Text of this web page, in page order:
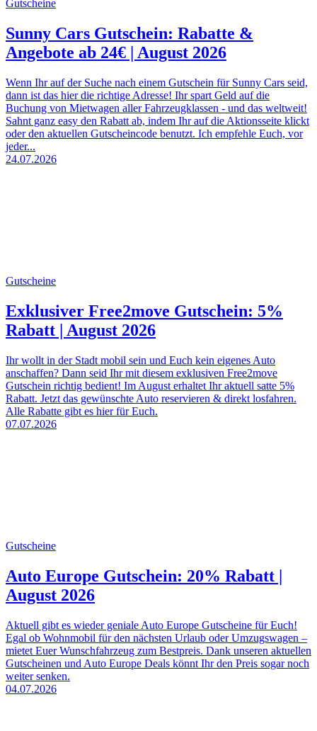
Gutscheine
Sunny Cars Gutschein: Rabatte &
Angebote ab 24€ | August 2026
Wenn Ihr auf der Suche nach einem Gutschein für Sunny Cars seid,
dann ist das hier die richtige Adresse! Ihr spart Geld auf die
Buchung von Mietwagen aller Fahrzeugklassen - und das weltweit!
Sahnt ganz easy den Rabatt ab, indem Ihr auf die Aktionsseite klickt
oder den aktuellen Gutscheincode benutzt. Ich empfehle Euch, vor
jeder...
24.07.2026
Gutscheine
Exklusiver Free2move Gutschein: 5%
Rabatt | August 2026
Ihr wollt in der Stadt mobil sein und Euch kein eigenes Auto
anschaffen? Dann seid Ihr mit diesem exklusiven Free2move
Gutschein richtig bedient! Im August erhaltet Ihr aktuell satte 5%
Rabatt. Jetzt das gewünschte Auto reservieren & direkt losfahren.
Alle Rabatte gibt es hier für Euch.
07.07.2026
Gutscheine
Auto Europe Gutschein: 20% Rabatt |
August 2026
Aktuell gibt es wieder geniale Auto Europe Gutscheine für Euch!
Egal ob Wohnmobil für den nächsten Urlaub oder Umzugswagen –
mietet Euer Wunschfahrzeug zum Bestpreis. Dank unseren aktuellen
Gutscheinen und Auto Europe Deals könnt Ihr den Preis sogar noch
weiter senken.
04.07.2026